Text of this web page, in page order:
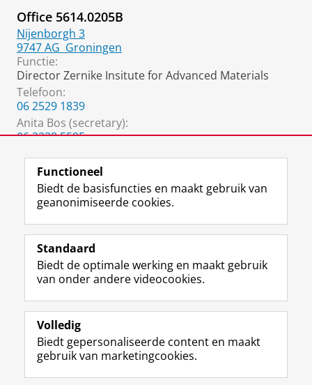
Office 5614.0205B
Nijenborgh 3
9747 AG Groningen
Functie:
Director Zernike Insitute for Advanced Materials
Telefoon:
06 2529 1839
Anita Bos (secretary):
06 2238 5595
Volg de RUG
F
a
e
b
o
p
a
i
L
i
k
e
I
-
p
g
R
S
-
f
e
R
k
I
n
t
r
m
c
Y
o
T
e
k
a
Studiekiezers
Alumni
Over ons
Functioneel
Biedt de basisfuncties en maakt gebruik van
geanonimiseerde cookies.
Standaard
Biedt de optimale werking en maakt gebruik
van onder andere videocookies.
Volledig
Biedt gepersonaliseerde content en maakt
gebruik van marketingcookies.